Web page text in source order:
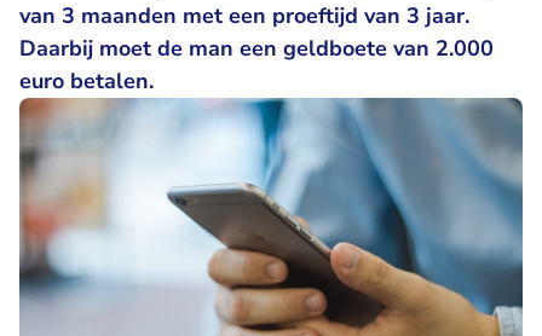
van 3 maanden met een proeftijd van 3 jaar.
Daarbij moet de man een geldboete van 2.000
euro betalen.